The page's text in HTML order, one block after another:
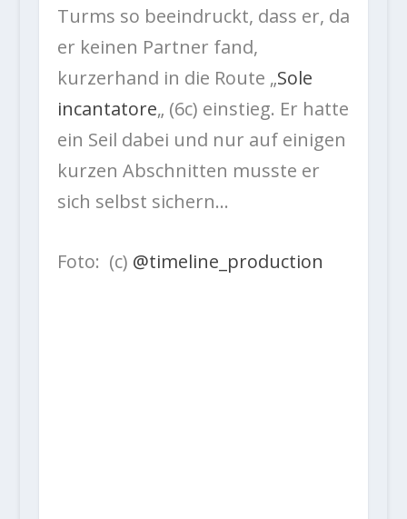
Turms so beeindruckt, dass er, da
er keinen Partner fand,
kurzerhand in die Route „Sole
incantatore„ (6c) einstieg. Er hatte
ein Seil dabei und nur auf einigen
kurzen Abschnitten musste er
sich selbst sichern…
Foto: (c) @timeline_production